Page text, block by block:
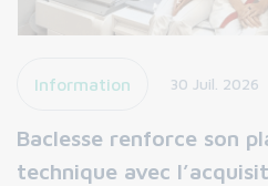
Information 30 Juil. 2026
Baclesse renforce son
technique avec